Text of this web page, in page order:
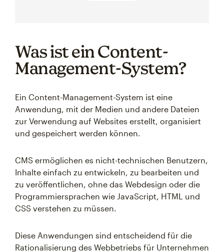
Was ist ein Content-
Management-System?
Ein Content-Management-System ist eine
Anwendung, mit der Medien und andere Dateien
zur Verwendung auf Websites erstellt, organisiert
und gespeichert werden können.
CMS ermöglichen es nicht-technischen Benutzern,
Inhalte einfach zu entwickeln, zu bearbeiten und
zu veröffentlichen, ohne das Webdesign oder die
Programmiersprachen wie JavaScript, HTML und
CSS verstehen zu müssen.
Diese Anwendungen sind entscheidend für die
Rationalisierung des Webbetriebs für Unternehmen